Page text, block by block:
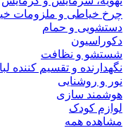
چرخ خیاطی و ملزومات
دستشویی و حمام
دکوراسیون
شستشو و نظافت
نگهدارنده و تقسیم کننده
نور و روشنایی
هوشمند سازی
لوازم کودک
مشاهده همه